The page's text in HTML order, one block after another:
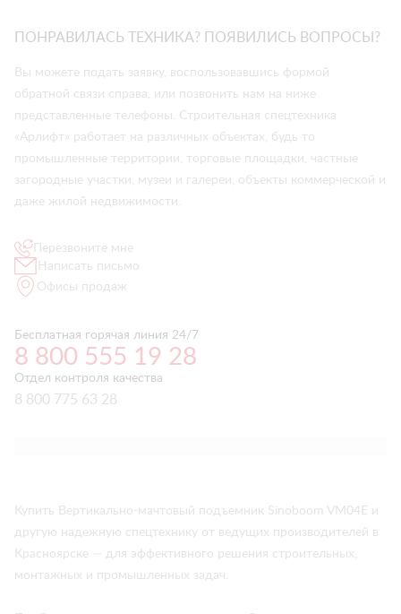
ПОНРАВИЛАСЬ ТЕХНИКА? ПОЯВИЛИСЬ ВОПРОСЫ?
Вы можете подать заявку, воспользовавшись формой
обратной связи справа, или позвонить нам на ниже
представленные телефоны. Строительная спецтехника
«Арлифт» работает на различных объектах, будь то
промышленные территории, торговые площадки, частные
загородные участки, музеи и галереи, объекты коммерческой и
даже жилой недвижимости.
Перезвоните мне
Написать письмо
Офисы продаж
Бесплатная горячая линия 24/7
8 800 555 19 28
Отдел контроля качества
8 800 775 63 28
Купить Вертикально-мачтовый подъемник Sinoboom VM04E и
другую надежную спецтехнику от ведущих производителей в
Красноярске — для эффективного решения строительных,
монтажных и промышленных задач.